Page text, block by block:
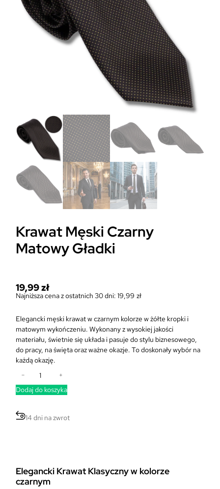
Krawat Męski Czarny
Matowy Gładki
19,99zł
Najniższa cena z ostatnich 30 dni: 19,99 zł
Elegancki męski krawat w czarnym kolorze w żółte kropki i
matowym wykończeniu. Wykonany z wysokiej jakości
materiału, świetnie się układa i pasuje do stylu biznesowego,
do pracy, na święta oraz ważne okazje. To doskonały wybór na
każdą okazję.
o
ć
K
t
M
− +
Dodaj do koszyka
14 dni na zwrot
Elegancki Krawat Klasyczny w kolorze
czarnym